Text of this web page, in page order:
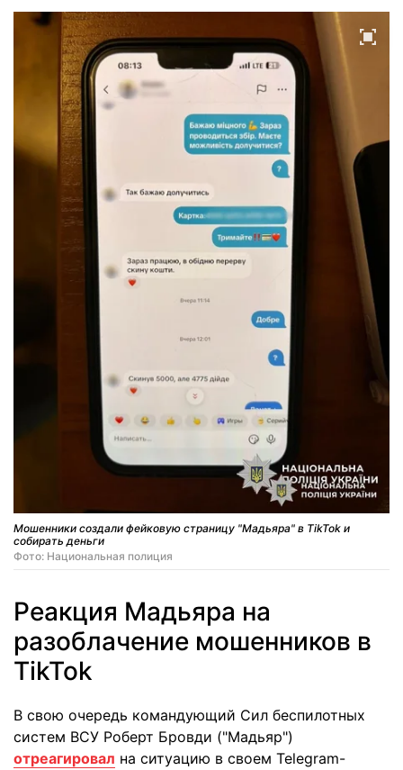
Мошенники создали фейковую страницу "Мадьяра" в TikTok и
собирать деньги
Фото: Национальная полиция
Реакция Мадьяра на
разоблачение мошенников в
TikTok
В свою очередь командующий Сил беспилотных
систем ВСУ Роберт Бровди ("Мадьяр")
отреагировал на ситуацию в своем Telegram-